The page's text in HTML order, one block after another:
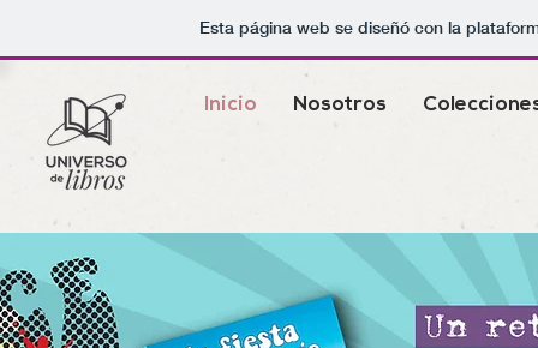
Esta página web se diseñó con la
Inicio Nosotros